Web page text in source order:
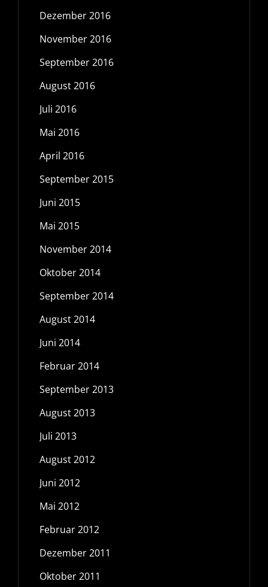
Dezember 2016
November 2016
September 2016
August 2016
Juli 2016
Mai 2016
April 2016
September 2015
Juni 2015
Mai 2015
November 2014
Oktober 2014
September 2014
August 2014
Juni 2014
Februar 2014
September 2013
August 2013
Juli 2013
August 2012
Juni 2012
Mai 2012
Februar 2012
Dezember 2011
Oktober 2011